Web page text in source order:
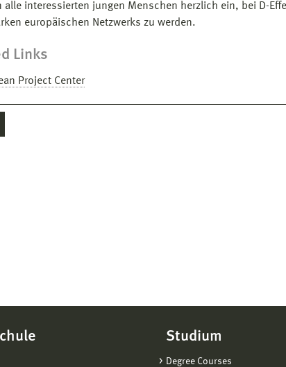
alle interessierten jungen Menschen herzlich ein, bei D-
europäischen Netzwerks zu werden.
Links
Project Center
Studium
Degree Courses